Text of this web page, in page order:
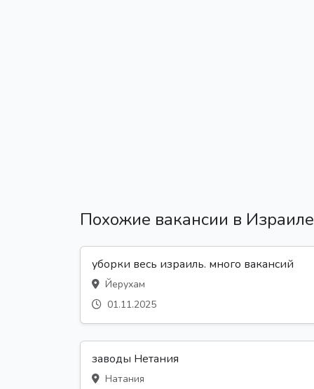
Похожие вакансии в Израиле
уборки весь израиль. много вакансий
Йерухам
01.11.2025
заводы Нетания
Натания